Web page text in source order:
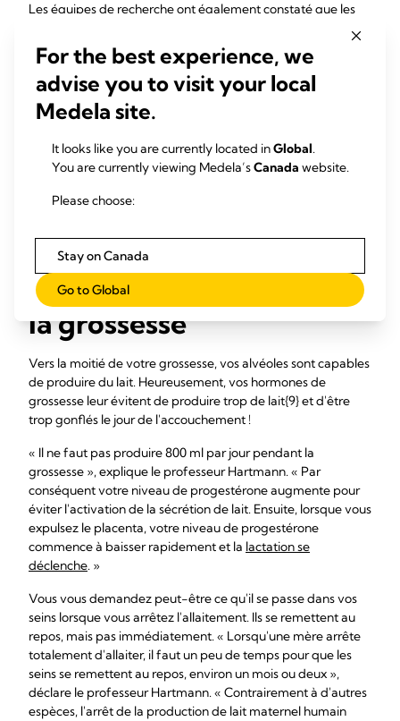
Les équipes de recherche ont également constaté que les
pensait : en général neuf, et parfois seulement quatre. Les
canaux doivent s'élargir d'environ 68 % pour accueillir le
volume de lait s'écoulant rapidement par ces ouvertures en
faible nombre.{8}
fonctionnement des seins restent assez constants jusqu'à ce
que le bébé commence à boire moins de lait », explique le
professeur Hartmann.
Les seins commencent à
produire du lait pendant
la grossesse
Vers la moitié de votre grossesse, vos alvéoles sont capables
de produire du lait. Heureusement, vos hormones de
grossesse leur évitent de produire trop de lait{9} et d'être
trop gonflés le jour de l'accouchement !
« Il ne faut pas produire 800 ml par jour pendant la
grossesse », explique le professeur Hartmann. « Par
conséquent votre niveau de progestérone augmente pour
éviter l'activation de la sécrétion de lait. Ensuite, lorsque vous
expulsez le placenta, votre niveau de progestérone
commence à baisser rapidement et la lactation se
déclenche. »
Vous vous demandez peut-être ce qu'il se passe dans vos
seins lorsque vous arrêtez l'allaitement. Ils se remettent au
repos, mais pas immédiatement. « Lorsqu'une mère arrête
totalement d'allaiter, il faut un peu de temps pour que les
seins se remettent au repos, environ un mois ou deux »,
déclare le professeur Hartmann. « Contrairement à d'autres
espèces, l'arrêt de la production de lait maternel humain
For the best experience, we
advise you to visit your local
Medela site.
It looks like you are currently located inGlobal.
You are currently viewing Medela’sCanada website.
Please choose:
Stay on Canada
Go to Global